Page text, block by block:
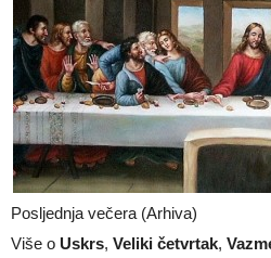
Posljednja večera (Arhiva)
Više o Uskrs, Veliki četvrtak,